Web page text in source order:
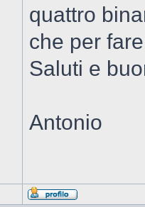
quattro
che per
Saluti e
Antonio